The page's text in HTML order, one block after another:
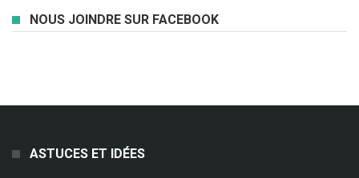
NOUS JOINDRE SUR FACEBOOK
ASTUCES ET IDÉES